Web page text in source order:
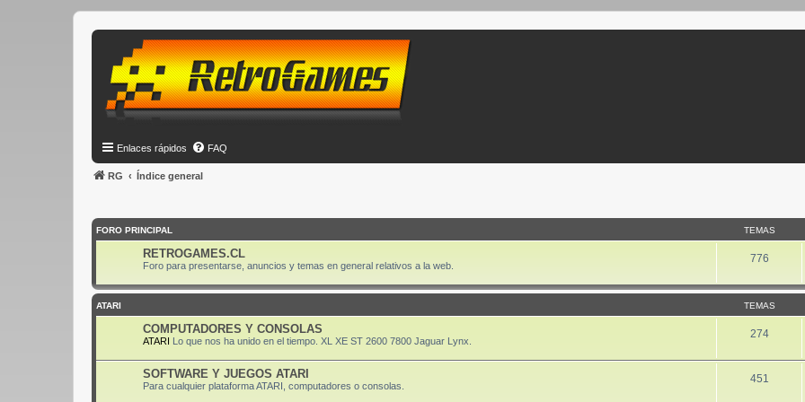
Enlaces rápidos FAQ
RG
Índice general
FORO PRINCIPAL TEMAS
RETROGAMES.CL
Foro para presentarse, anuncios y temas en general relativos a la web.
776
ATARI TEMAS
COMPUTADORES Y CONSOLAS
ATARI Lo que nos ha unido en el tiempo. XL XE ST 2600 7800 Jaguar Lynx.
274
SOFTWARE Y JUEGOS ATARI
Para cualquier plataforma ATARI, computadores o consolas.
451